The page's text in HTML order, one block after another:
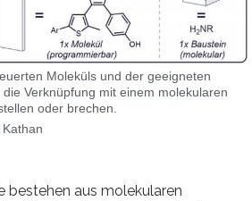
Moleküls und der geeigneten
Verknüpfung mit einem molekularen
oder brechen.
bestehen aus molekularen